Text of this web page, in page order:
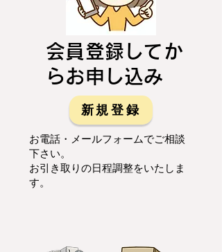
会員登録してか
らお申し込み
新規登録
お電話・メールフォームでご相談
下さい。
お引き取りの日程調整をいたしま
す。